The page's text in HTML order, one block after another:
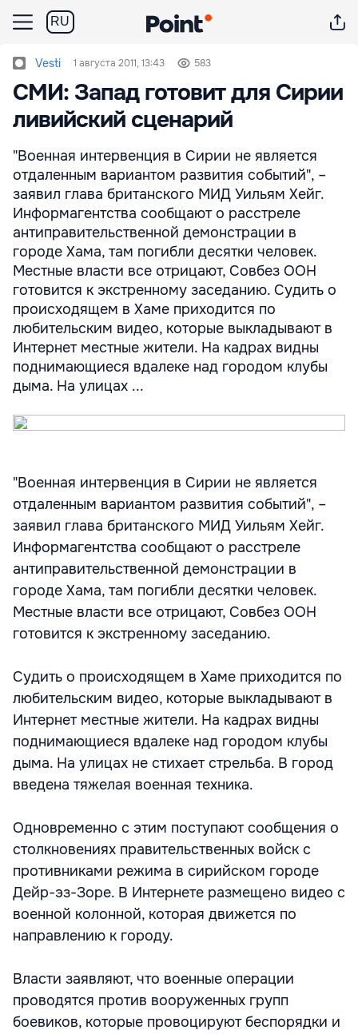
RU
Vesti 1 августа 2011, 13:43 583
СМИ: Запад готовит для Сирии
ливийский сценарий
"Военная интервенция в Сирии не является
отдаленным вариантом развития событий", –
заявил глава британского МИД Уильям Хейг.
Информагентства сообщают о расстреле
антиправительственной демонстрации в
городе Хама, там погибли десятки человек.
Местные власти все отрицают, Совбез ООН
готовится к экстренному заседанию. Судить о
происходящем в Хаме приходится по
любительским видео, которые выкладывают в
Интернет местные жители. На кадрах видны
поднимающиеся вдалеке над городом клубы
дыма. На улицах ...
"Военная интервенция в Сирии не является
отдаленным вариантом развития событий", –
заявил глава британского МИД Уильям Хейг.
Информагентства сообщают о расстреле
антиправительственной демонстрации в
городе Хама, там погибли десятки человек.
Местные власти все отрицают, Совбез ООН
готовится к экстренному заседанию.
Судить о происходящем в Хаме приходится по
любительским видео, которые выкладывают в
Интернет местные жители. На кадрах видны
поднимающиеся вдалеке над городом клубы
дыма. На улицах не стихает стрельба. В город
введена тяжелая военная техника.
Одновременно с этим поступают сообщения о
столкновениях правительственных войск с
противниками режима в сирийском городе
Дейр-эз-Зоре. В Интернете размещено видео с
военной колонной, которая движется по
направлению к городу.
Власти заявляют, что военные операции
проводятся против вооруженных групп
боевиков, которые провоцируют беспорядки и